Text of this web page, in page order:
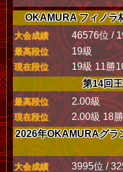
OKAMURA フィノラ
大会成績 46576位 /
最高段位 19級
現在段位
19級 11勝
第14回
最高段位 2.00級
現在段位
2.00級 18
2026年OKAMURAグラ
大会成績 3995位 /